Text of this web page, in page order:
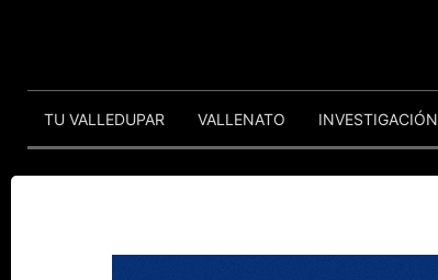
TU VALLEDUPAR VALLENATO INVESTIGACIÓN